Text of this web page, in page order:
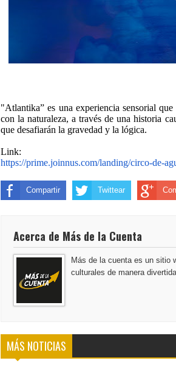
"Atlantika” es una experiencia sensorial
con la naturaleza, a través de una historia
que desafiarán la gravedad y la lógica.
Link:
https://prime.joinnus.com/landing/circo-de-
Compartir Twittear
Acerca de Más de la Cuenta
Más de la cuenta es un sitio
culturales de manera
MÁS NOTICIAS